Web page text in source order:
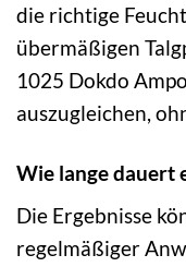
die richtige
übermäßigen
1025 Dokdo
auszugleichen,
Wie lange dauert
Die Ergebnisse
regelmäßiger